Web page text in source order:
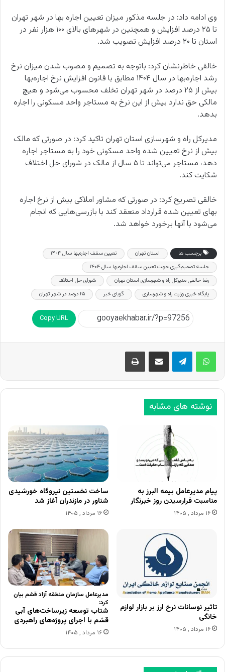
وی ادامه داد: در جلسه مذکور میزان تعیین اجاره بها در شهر تهران
تا ۲۵ درصد افزایش و همچنین در شهرهای بالای ۱۰۰ هزار نفر در
استان تا ۲۰ درصد افزایش تصویب شد.
خالقی خاطرنشان کرد: باتوجه به تصمیم و مصوب شدن میزان نرخ
رشد اجاره‌بها در سال ۱۴۰۴ مطابق با قانون افزایش نرخ اجاره‌بها
بیش از ۲۵ درصد در شهر تهران تخلف محسوب می‌شود و هیچ
مالکی حق ندارد بیش از این نرخ به مستاجر واحد مسکونی را اجاره
بدهد.
مدیرکل راه و شهرسازی استان تهران تاکید کرد: در صورتی که مالک
بیش از نرخ تعیین شده واحد مسکونی خود را به مستاجر اجاره
دهد، مستاجر می‌تواند تا ۵ سال از مالک در شورای حل اختلاف
شکایت کند.
خالقی تصریح کرد: در صورتی که مشاور املاکی بیش از نرخ اجاره
بهای تعیین شده قرارداد منعقد کند با بازرسی‌هایی که انجام
می‌شود با آنها برخورد خواهد شد.
برچسب ها استان تهران
تعیین سقف اجاره‌بها سال ۱۴۰۴
جلسه تصمیم‌گیری جهت تعیین سقف اجاره‌بها سال ۱۴۰۴
رضا خالقی مدیرکل راه و شهرسازی استان تهران
شورای حل اختلاف
پایگاه خبری وزارت راه و شهرسازی
گویای خبر ۲۵ درصد در شهر تهران
Copy URL
اشتراک گذاری از طریق ایمیل چاپ
نوشته های مشابه
پیام مدیرعامل بیمه البرز به
مناسبت فرارسیدن روز خبرنگار
۱۶ مرداد , ۱۴۰۵
ساخت نخستین نیروگاه خورشیدی
شناور در مازندران آغاز شد
۱۶ مرداد , ۱۴۰۵
تاثیر نوسانات نرخ ارز بر بازار لوازم
خانگی
۱۶ مرداد , ۱۴۰۵
مدیرعامل سازمان منطقه آزاد قشم بیان
کرد:
شتاب توسعه زیرساخت‌های آبی
قشم با اجرای پروژه‌های راهبردی
۱۶ مرداد , ۱۴۰۵